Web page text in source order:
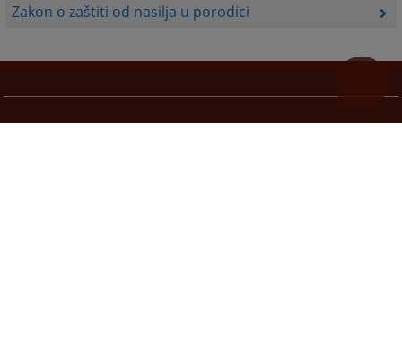
Zakon o zaštiti od nasilja u porodici